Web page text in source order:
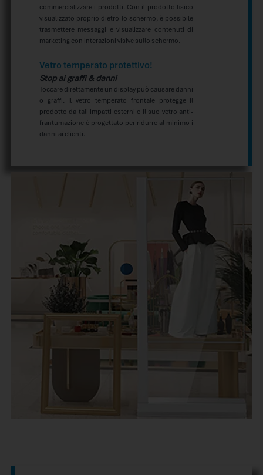
commercializzare i prodotti. Con il prodotto fisico
visualizzato proprio dietro lo schermo, è possibile
trasmettere messaggi e visualizzare contenuti di
marketing con interazioni visive sullo schermo.
Vetro temperato protettivo!
Stop ai graffi & danni
Toccare direttamente un display può causare danni
o graffi. Il vetro temperato frontale protegge il
prodotto da tali impatti esterni e il suo vetro anti-
frantumazione è progettato per ridurre al minimo i
danni ai clienti.